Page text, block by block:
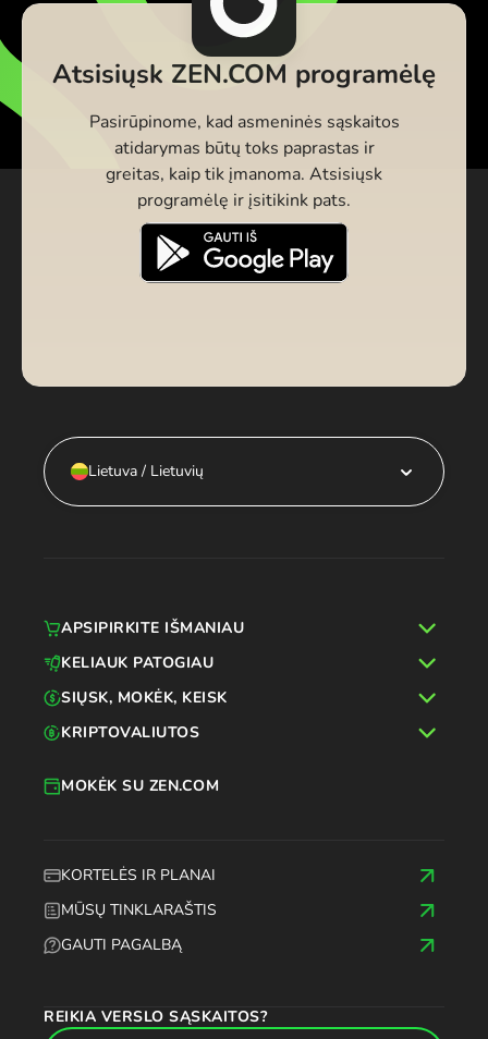
Atsisiųsk ZEN.COM programėlę
Pasirūpinome, kad asmeninės sąskaitos
atidarymas būtų toks paprastas ir
greitas, kaip tik įmanoma. Atsisiųsk
programėlę ir įsitikink pats.
Lietuva / Lietuvių
KORTELĖS IR PLANAI
MŪSŲ TINKLARAŠTIS
GAUTI PAGALBĄ
MOKĖK SU ZEN.COM
REIKIA VERSLO SĄSKAITOS?
APSIPIRKITE IŠMANIAU
KELIAUK PATOGIAU
SIŲSK, MOKĖK, KEISK
KRIPTOVALIUTOS